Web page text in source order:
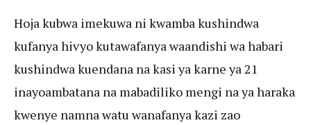
Hoja kubwa imekuwa ni kwamba kushindwa
kufanya hivyo kutawafanya waandishi wa habari
kushindwa kuendana na kasi ya karne ya 21
inayoambatana na mabadiliko mengi na ya haraka
kwenye namna watu wanafanya kazi zao